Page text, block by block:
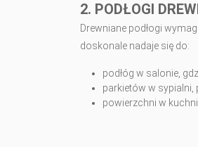
2. PODŁOGI
Drewniane podłogi
doskonale nadaje się do:
podłóg w salonie,
parkietów w sypialni,
powierzchni w